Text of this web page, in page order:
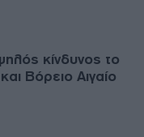
κίνδυνος το
Βόρειο Αιγαίο